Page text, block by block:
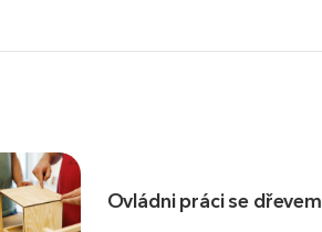
Ovládni práci se dřevem